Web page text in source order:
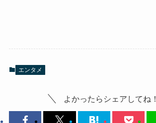
エンタメ
よかったらシェアしてね！